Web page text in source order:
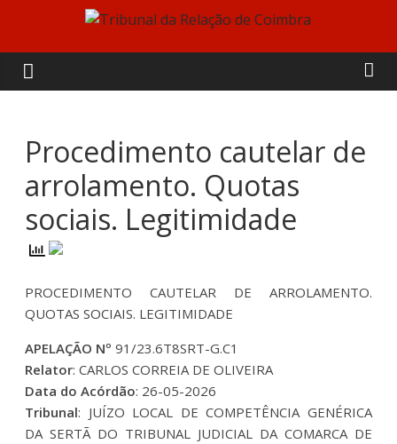
content
Tribunal
da
Relação
de
Coimbra
Procedimento cautelar de
arrolamento. Quotas
sociais. Legitimidade
PROCEDIMENTO CAUTELAR DE ARROLAMENTO.
QUOTAS SOCIAIS. LEGITIMIDADE
APELAÇÃO Nº 91/23.6T8SRT-G.C1
Relator: CARLOS CORREIA DE OLIVEIRA
Data do Acórdão: 26-05-2026
Tribunal: JUÍZO LOCAL DE COMPETÊNCIA GENÉRICA
DA SERTÃ DO TRIBUNAL JUDICIAL DA COMARCA DE